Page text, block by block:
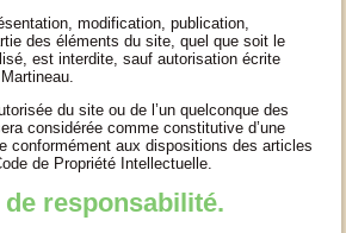
modification, publication,
des éléments du site, quel que soit le
est interdite, sauf autorisation écrite
du site ou de l’un quelconque des
considérée comme constitutive d’une
conformément aux dispositions des articles
de Propriété Intellectuelle.
responsabilité.